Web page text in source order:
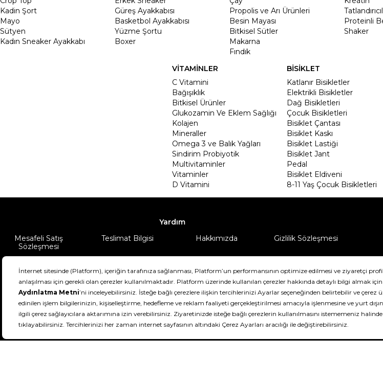
Kadin Şort
Mayo
Sütyen
Kadın Sneaker Ayakkabı
Güreş Ayakkabısı
Basketbol Ayakkabısı
Yüzme Şortu
Boxer
Propolis ve Arı Ürünleri
Besin Mayası
Bitkisel Sütler
Makarna
Fındık
Proteinli
Shaker
VİTAMİNLER
C Vitamini
Bağışıklık
Bitkisel Ürünler
Glukozamin Ve Eklem Sağlığı
Kolajen
Mineraller
Omega 3 ve Balık Yağları
Sindirim Probiyotik
Multivitaminler
Vitaminler
D Vitamini
BİSİKLET
Katlanır Bisikletler
Elektrikli Bisikletler
Dağ Bisikletleri
Çocuk Bisikletleri
Bisiklet Çantası
Bisiklet Kaskı
Bisiklet Lastiği
Bisiklet Jant
Pedal
Bisiklet Eldiveni
8-11 Yaş Çocuk Bisikletleri
Yardım
Mesafeli Satış
Sözleşmesi
Teslimat Bilgisi Hakkımızda Gizlilik Sözleşmesi
DeFactoFIT ©️ 2022-2026. Tüm hakları saklıdır.